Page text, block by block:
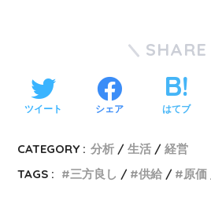
SHARE
ツイート シェア はてブ
CATEGORY : 分析 生活
経営
TAGS :
三方良し 供給 原価